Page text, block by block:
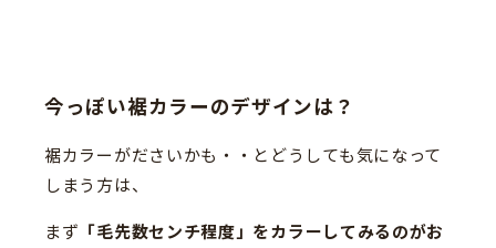
今っぽい裾カラーのデザインは？
裾カラーがださいかも・・とどうしても気になって
しまう方は、
まず 「毛先数センチ程度」をカラーしてみるのがお